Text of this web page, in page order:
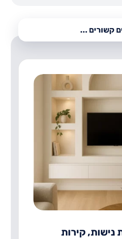
קשורים ...
נישות, קירות